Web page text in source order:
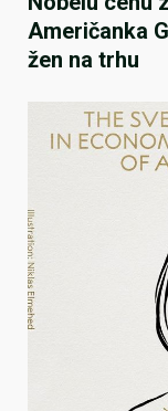
Američanka
žen na trhu